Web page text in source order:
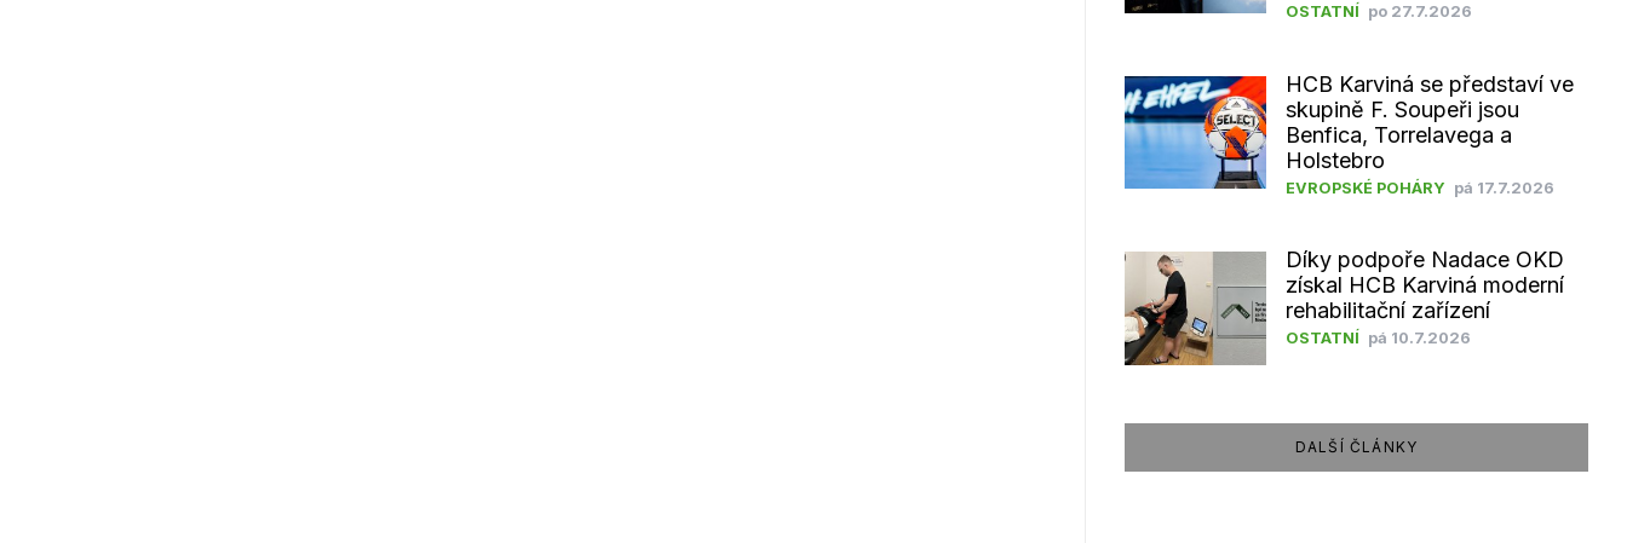
OSTATNÍ po 27.7.2026
HCB Karviná se představí ve
skupině F. Soupeři jsou
Benfica, Torrelavega a
Holstebro
EVROPSKÉ POHÁRY pá 17.7.2026
Díky podpoře Nadace OKD
získal HCB Karviná moderní
rehabilitační zařízení
OSTATNÍ pá 10.7.2026
DALŠÍ ČLÁNKY